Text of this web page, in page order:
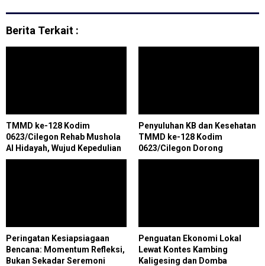
Berita Terkait :
TMMD ke-128 Kodim
0623/Cilegon Rehab Mushola
Al Hidayah, Wujud Kepedulian
TNI dan Aspirasi Warga
Penyuluhan KB dan Kesehatan
TMMD ke-128 Kodim
0623/Cilegon Dorong
Penurunan Stunting di
Peringatan Kesiapsiagaan
Bencana: Momentum Refleksi,
Bukan Sekadar Seremoni
Penguatan Ekonomi Lokal
Lewat Kontes Kambing
Kaligesing dan Domba